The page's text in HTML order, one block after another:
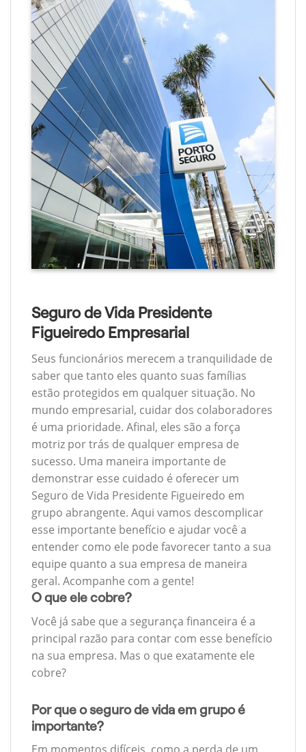
Seguro de Vida Presidente
Figueiredo Empresarial
Seus funcionários merecem a tranquilidade de
saber que tanto eles quanto suas famílias
estão protegidos em qualquer situação. No
mundo empresarial, cuidar dos colaboradores
é uma prioridade. Afinal, eles são a força
motriz por trás de qualquer empresa de
sucesso. Uma maneira importante de
demonstrar esse cuidado é oferecer um
Seguro de Vida Presidente Figueiredo em
grupo abrangente. Aqui vamos descomplicar
esse importante benefício e ajudar você a
entender como ele pode favorecer tanto a sua
equipe quanto a sua empresa de maneira
geral. Acompanhe com a gente!
O que ele cobre?
Você já sabe que a segurança financeira é a
principal razão para contar com esse benefício
na sua empresa. Mas o que exatamente ele
cobre?
Por que o seguro de vida em grupo é
importante?